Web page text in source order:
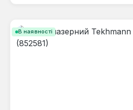
В наявності